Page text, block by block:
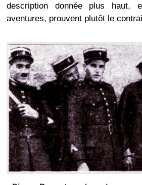
description donnée plus
aventures, prouvent plutôt le